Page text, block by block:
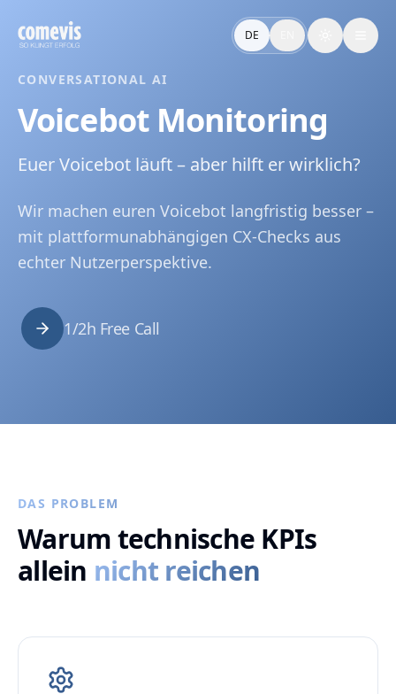
Voicebot Monitoring prüft Voicebots aus echter
Voicebot Monitoring: CX Checks From Real User
Voicebot monitoring by comevis: platform-independent
DE Toggle
CONVERSATIONAL AI
Voicebot Monitoring
Euer Voicebot läuft – aber hilft er wirklich?
Wir machen euren Voicebot langfristig besser –
mit plattformunabhängigen CX-Checks aus
echter Nutzerperspektive.
1/2h Free Call
DAS PROBLEM
Warum technische KPIs
allein nicht reichen